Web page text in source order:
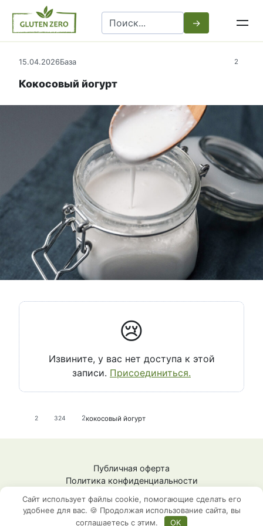
контенту
Search
for:
2
15.04.2026База
Кокосовый йогурт
😢
Извините, у вас нет доступа к этой
записи. Присоединиться.
2 324 2кокосовый йогурт
Публичная оферта
Политика конфиденциальности
ИНН: 592009148101
Сайт использует файлы cookie, помогающие сделать его
удобнее для вас. 🍪 Продолжая использование сайта, вы
соглашаетесь с этим.
OK